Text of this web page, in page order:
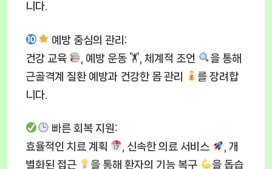
니다.
예방 중심의 관리 :
건강 교육
, 예방 운동 🏋 , 체계적 조언
을 통해
근골격계 질환 예방과 건강한 몸 관리
를 장려합
니다.
빠른 회복 지원:
효율적인 치료 계획
, 신속한 의료 서비스
, 개
별화된 접근
을 통해 환자의 기능 복구
을 돕습